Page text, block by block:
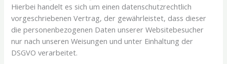
Hierbei handelt es sich um einen datenschutzrechtlich
vorgeschriebenen Vertrag, der gewährleistet, dass dieser
die personenbezogenen Daten unserer Websitebesucher
nur nach unseren Weisungen und unter Einhaltung der
DSGVO verarbeitet.